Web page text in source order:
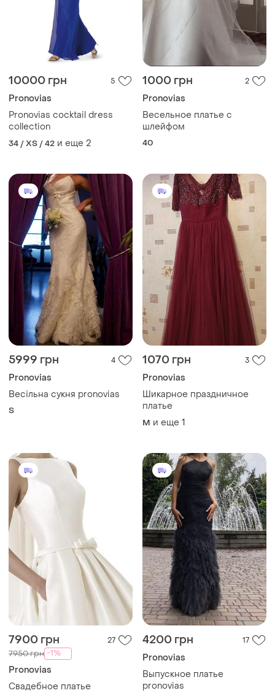
10000 грн 5
Pronovias
Pronovias cocktail dress
collection
34 / XS / 42 и еще 2
1000 грн 2
Pronovias
Весельное платье с
шлейфом
40
5999 грн 4
Pronovias
Весільна сукня pronovias
S
1070 грн 3
Pronovias
Шикарное праздничное
платье
M и еще 1
7900 грн 27
7950 грн -1%
Pronovias
Свадебное платье
4200 грн 17
Pronovias
Выпускное платье
pronovias